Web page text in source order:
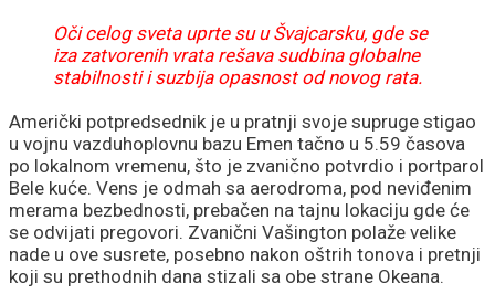
Oči celog sveta uprte su u Švajcarsku, gde se
iza zatvorenih vrata rešava sudbina globalne
stabilnosti i suzbija opasnost od novog rata.
Američki potpredsednik je u pratnji svoje supruge stigao
u vojnu vazduhoplovnu bazu Emen tačno u 5.59 časova
po lokalnom vremenu, što je zvanično potvrdio i portparol
Bele kuće. Vens je odmah sa aerodroma, pod neviđenim
merama bezbednosti, prebačen na tajnu lokaciju gde će
se odvijati pregovori. Zvanični Vašington polaže velike
nade u ove susrete, posebno nakon oštrih tonova i pretnji
koji su prethodnih dana stizali sa obe strane Okeana.